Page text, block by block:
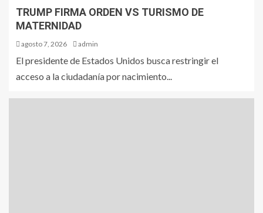
TRUMP FIRMA ORDEN VS TURISMO DE
MATERNIDAD
agosto 7, 2026 admin
El presidente de Estados Unidos busca restringir el
acceso a la ciudadanía por nacimiento...